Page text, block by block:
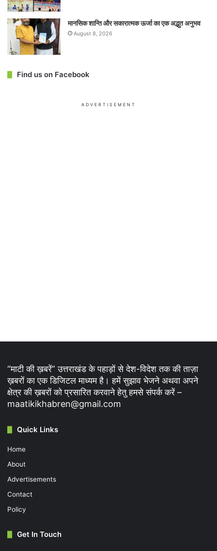
मानसिक शान्ति और सकारात्मक ऊर्जा का एक अद्भुत अनुभव
August 8, 2026
Find us on Facebook
ADVERTISEMENT
“माटी की ख़बरें” उत्तराखंड के पहाड़ों से देश-विदेश तक की ताज़ा
ख़बरों का एक डिजिटल माध्यम है। हमें सुझाव भेजने अथवा अपने
क्षेत्र की ख़बरों को प्रसारित करवाने हेतु हमसे संपर्क करें –
maatikikhabren@gmail.com
Quick Links
Home
About
Advertisements
Contact
Policy
Get In Touch